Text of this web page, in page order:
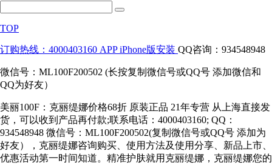
TOP
订购热线：4000403160 APP iPhone版安装 QQ咨询：934548948
微信号：ML100F200502 (长按复制微信号或QQ号 添加微信和
QQ为好友）
美丽100F：克丽缇娜价格68折 原装正品 21年专营 从上海直接发
货，可以收到产品再付款;联系电话：4000403160; QQ：
934548948 微信号：ML100F200502(复制微信号或QQ号 添加为
好友），克丽缇娜咨询购买、使用方法及使用分享、新品上市、
优惠活动第一时间知道。精准护肤就用克丽缇娜，克丽缇娜您的